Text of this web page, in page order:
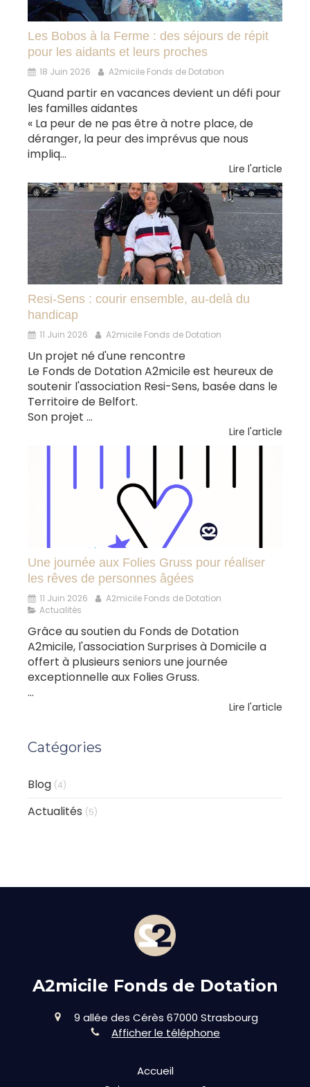
Les Bobos à la Ferme : des séjours de répit
pour les aidants et leurs proches
18 Juin 2026 A2micile Fonds de Dotation
Quand partir en vacances devient un défi pour
les familles aidantes
« La peur de ne pas être à notre place, de
déranger, la peur des imprévus que nous
impliq...
Lire l'article
Resi-Sens : courir ensemble, au-delà du
handicap
11 Juin 2026 A2micile Fonds de Dotation
Un projet né d'une rencontre
Le Fonds de Dotation A2micile est heureux de
soutenir l'association Resi-Sens, basée dans le
Territoire de Belfort.
Son projet ...
Lire l'article
Une journée aux Folies Gruss pour réaliser
les rêves de personnes âgées
11 Juin 2026
A2micile Fonds de Dotation
Actualités
Grâce au soutien du Fonds de Dotation
A2micile, l'association Surprises à Domicile a
offert à plusieurs seniors une journée
exceptionnelle aux Folies Gruss.
...
Lire l'article
Catégories
Blog (4)
Actualités (5)
A2micile Fonds de Dotation
9 allée des Cérès 67000 Strasbourg
Afficher le téléphone
Accueil